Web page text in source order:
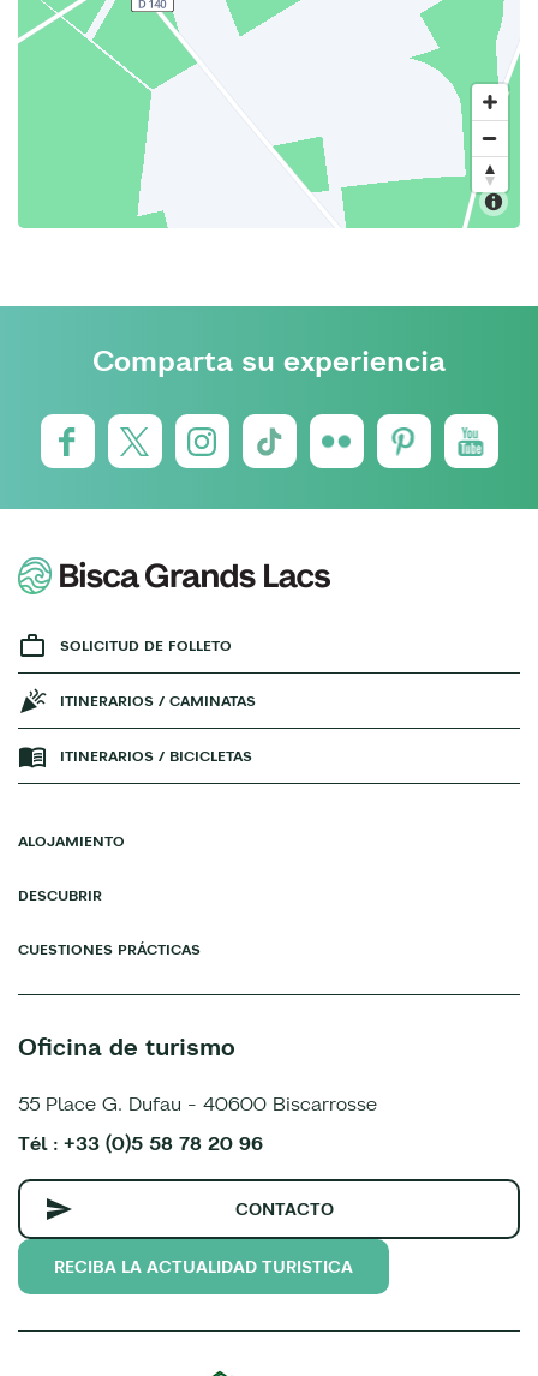
Comparta su experiencia
SOLICITUD DE FOLLETO
ITINERARIOS / CAMINATAS
ITINERARIOS / BICICLETAS
ALOJAMIENTO
DESCUBRIR
CUESTIONES PRÁCTICAS
Oficina de turismo
55 Place G. Dufau - 40600 Biscarrosse
Tél : +33 (0)5 58 78 20 96
CONTACTO
RECIBA LA ACTUALIDAD TURISTICA